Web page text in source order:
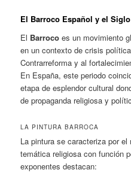
El Barroco Español y el
El Barroco es un movimiento
en un contexto de crisis
Contrarreforma y al
En España, este periodo
etapa de esplendor cultural
de propaganda religiosa y
LA PINTURA BARROCA
La pintura se caracteriza por
temática religiosa con función
exponentes destacan: